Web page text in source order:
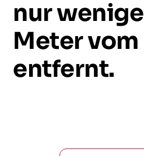
nurwenige
Metervom
entfernt.